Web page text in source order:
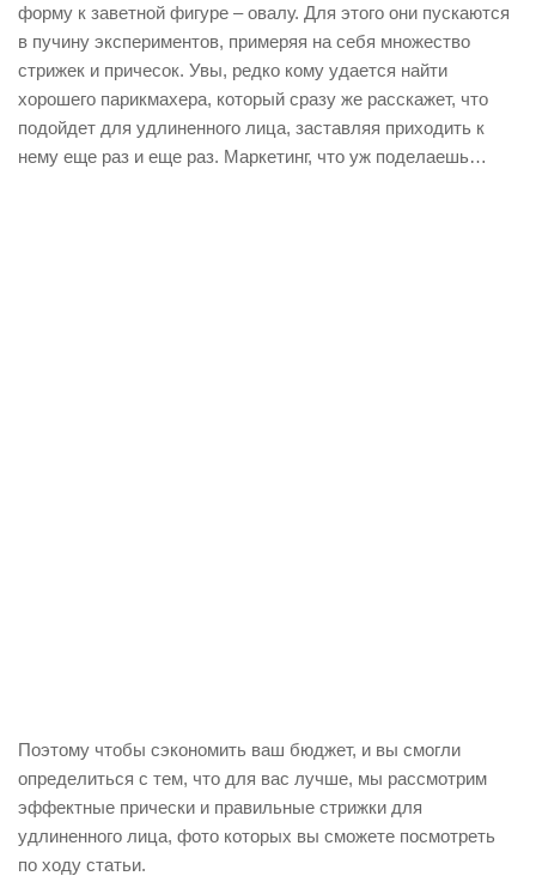
форму к заветной фигуре – овалу. Для этого они пускаются
в пучину экспериментов, примеряя на себя множество
стрижек и причесок. Увы, редко кому удается найти
хорошего парикмахера, который сразу же расскажет, что
подойдет для удлиненного лица, заставляя приходить к
нему еще раз и еще раз. Маркетинг, что уж поделаешь…
Поэтому чтобы сэкономить ваш бюджет, и вы смогли
определиться с тем, что для вас лучше, мы рассмотрим
эффектные прически и правильные стрижки для
удлиненного лица, фото которых вы сможете посмотреть
по ходу статьи.